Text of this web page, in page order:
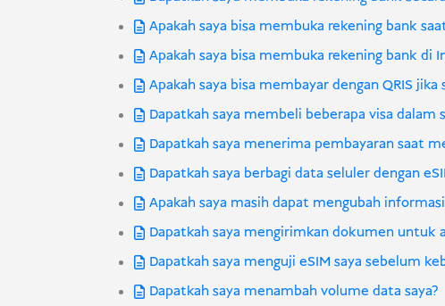
Apakah saya bisa membuka rekening bank
Apakah saya bisa membuka rekening bank di
Apakah saya bisa membayar dengan QRIS
Dapatkah saya membeli beberapa visa dalam
Dapatkah saya menerima pembayaran saat
Dapatkah saya berbagi data seluler dengan
Apakah saya masih dapat mengubah
Dapatkah saya mengirimkan dokumen untuk
Dapatkah saya menguji eSIM saya sebelum
Dapatkah saya menambah volume data saya?